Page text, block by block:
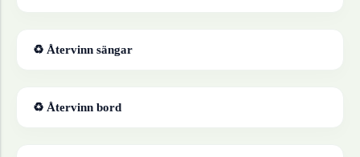
♻ Återvinn sängar
♻ Återvinn bord